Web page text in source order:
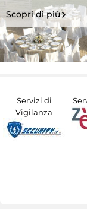
Scopri di più
Servizi di
Vigilanza